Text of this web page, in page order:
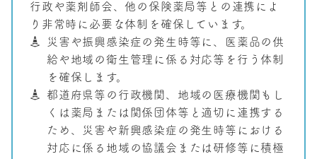
行政や薬剤師会、他の保険薬局等との連携によ
り非常時に必要な体制を確保しています。
災害や振興感染症の発生時等に、医薬品の供
給や地域の衛生管理に係る対応等を行う体制
を確保します。
都道府県等の行政機関、地域の医療機関もし
くは薬局または関係団体等と適切に連携する
ため、災害や新興感染症の発生時等における
対応に係る地域の協議会または研修等に積極